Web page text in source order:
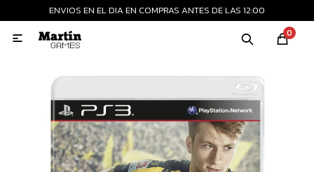
ENVIOS EN EL DIA EN COMPRAS ANTES DE LAS 12:00
0

MI CUENTA
Consolas nuevas
Consolas recertificadas